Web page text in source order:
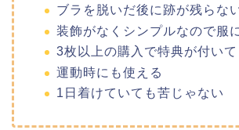
ブラを脱いだ後に跡が残らな
装飾がなくシンプルなので服
3枚以上の購入で特典が付いて
運動時にも使える
1日着けていても苦じゃない